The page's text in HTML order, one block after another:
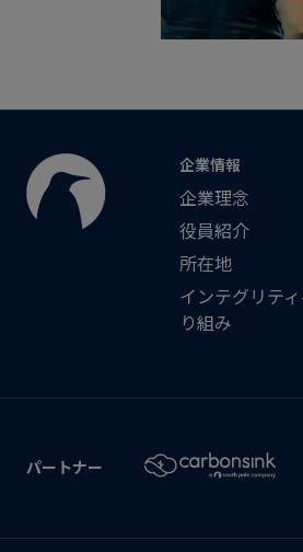
企業情報
企業理念
役員紹介
所在地
インテグリテ
り組み
パートナー